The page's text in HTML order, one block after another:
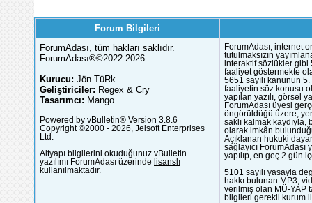
Forum Bilgileri
ForumAdası, tüm hakları saklıdır.
ForumAdası®©2022-2026
Kurucu: Jön TüRk
Geliştiriciler: Regex & Cry
Tasarımcı: Mango
Powered by vBulletin® Version 3.8.6
Copyright ©2000 - 2026, Jelsoft Enterprises
Ltd.
Altyapı bilgilerini okuduğunuz vBulletin
yazılımı ForumAdası üzerinde lisanslı
kullanılmaktadır.
ForumAdası; internet
tutulmaksızın
interaktif sözlükler gibi
faaliyet göstermekte
5651 sayılı kanunun
faaliyetin söz konusu
yapılan yazılı, görsel
ForumAdası üyesi
öngörüldüğü üzere;
saklı kalmak
olarak imkân
Açıklanan hukuki
sağlayıcı
yapılıp, en geç 2 gün
5101 sayılı yasayla
hakkı bulunan MP3,
verilmiş olan MÜ-YAP
bilgileri gerekli kurum